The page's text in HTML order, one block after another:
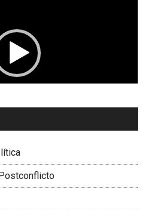
01:04
Presidenta Corporación